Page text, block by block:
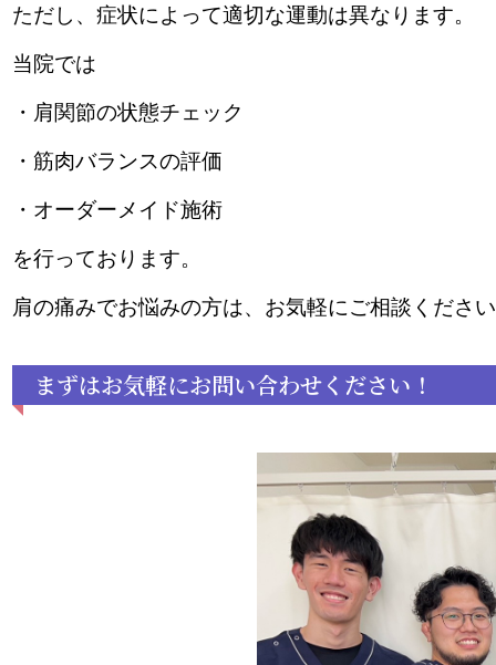
ただし、症状によって適切な運動は異なります。
当院では
・肩関節の状態チェック
・筋肉バランスの評価
・オーダーメイド施術
を行っております。
肩の痛みでお悩みの方は、お気軽にご相談くださ
まずはお気軽にお問い合わせください！